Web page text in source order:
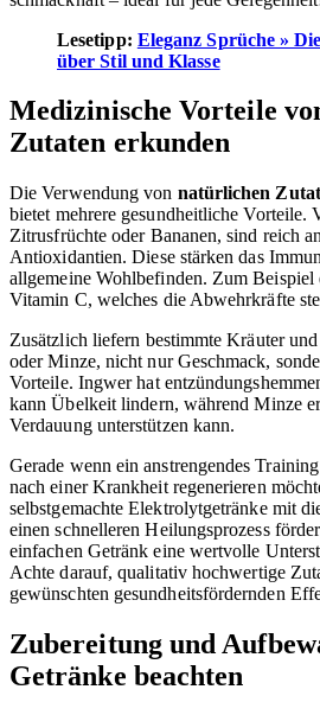
Lesetipp: Eleganz Sprüche »
über Stil und Klasse
Medizinische Vorteile
Zutaten erkunden
Die Verwendung von natürlichen
bietet mehrere gesundheitliche Vorteile.
Zitrusfrüchte oder Bananen, sind reich
Antioxidantien. Diese stärken das
allgemeine Wohlbefinden. Zum Beispiel
Vitamin C, welches die Abwehrkräfte
Zusätzlich liefern bestimmte Kräuter
oder Minze, nicht nur Geschmack,
Vorteile. Ingwer hat
kann Übelkeit lindern, während Minze
Verdauung unterstützen kann.
Gerade wenn ein anstrengendes
nach einer Krankheit regenerieren
selbstgemachte Elektrolytgetränke mit
einen schnelleren Heilungsprozess
einfachen Getränk eine wertvolle
Achte darauf, qualitativ hochwertige
gewünschten gesundheitsfördernden
Zubereitung und
Getränke beachten